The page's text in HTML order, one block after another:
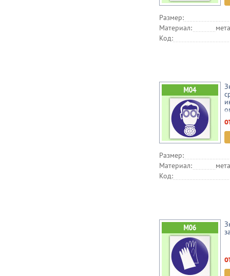
Размер:
Материал:
Код:
Размер:
Материал:
Код: